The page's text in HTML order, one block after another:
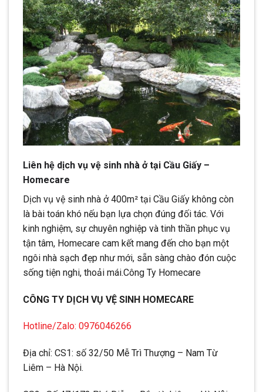
Liên hệ dịch vụ vệ sinh nhà ở tại Cầu Giấy –
Homecare
Dịch vụ vệ sinh nhà ở 400m² tại Cầu Giấy không còn
là bài toán khó nếu bạn lựa chọn đúng đối tác. Với
kinh nghiệm, sự chuyên nghiệp và tinh thần phục vụ
tận tâm, Homecare cam kết mang đến cho bạn một
ngôi nhà sạch đẹp như mới, sẵn sàng chào đón cuộc
sống tiện nghi, thoải mái.Công Ty Homecare
CÔNG TY DỊCH VỤ VỆ SINH HOMECARE
Hotline/Zalo: 0976046266
Địa chỉ: CS1: số 32/50 Mễ Trì Thượng – Nam Từ
Liêm – Hà Nội.